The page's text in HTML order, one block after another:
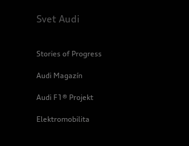
Svet Audi
Stories of Progress
Audi Magazín
Audi F1® Projekt
Elektromobilita